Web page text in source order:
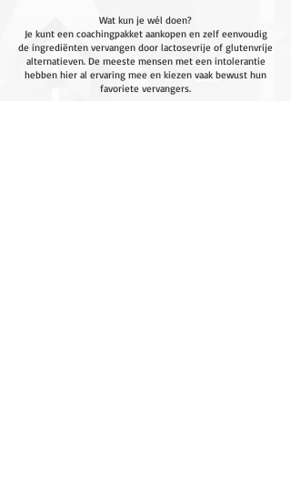
Wat kun je wél doen?
Je kunt een coachingpakket aankopen en zelf eenvoudig
de ingrediënten vervangen door lactosevrije of glutenvrije
alternatieven. De meeste mensen met een intolerantie
hebben hier al ervaring mee en kiezen vaak bewust hun
favoriete vervangers.